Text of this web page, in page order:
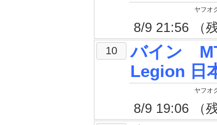
ヤフオ
8/9 21:56 （
10
バイン
Legion 日
ヤフオ
8/9 19:06 （